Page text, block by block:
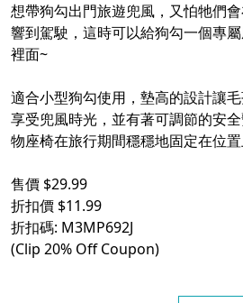
想帶狗勾出門旅遊兜風，又怕牠們
響到駕駛，這時可以給狗勾一個專
裡面~
適合小型狗勾使用，墊高的設計讓毛
享受兜風時光，並有著可調節的安
物座椅在旅行期間穩穩地固定在位
售價 $29.99
折扣價 $11.99
折扣碼: M3MP692J
(Clip 20% Off Coupon)